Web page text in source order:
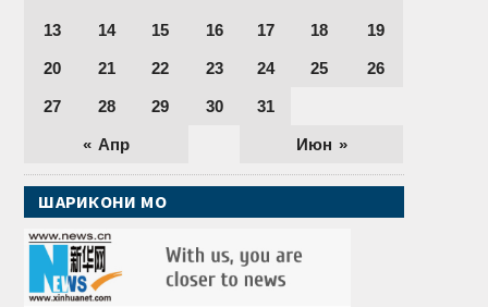
« Апр Июн »
13 14 15 16 17 18 19
20 21 22 23 24 25 26
27 28 29 30 31
ШАРИКОНИ МО